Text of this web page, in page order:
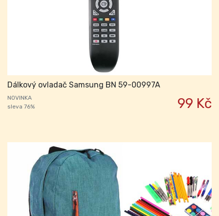
Dálkový ovladač Samsung BN 59-00997A
NOVINKA
sleva 76%
99 Kč